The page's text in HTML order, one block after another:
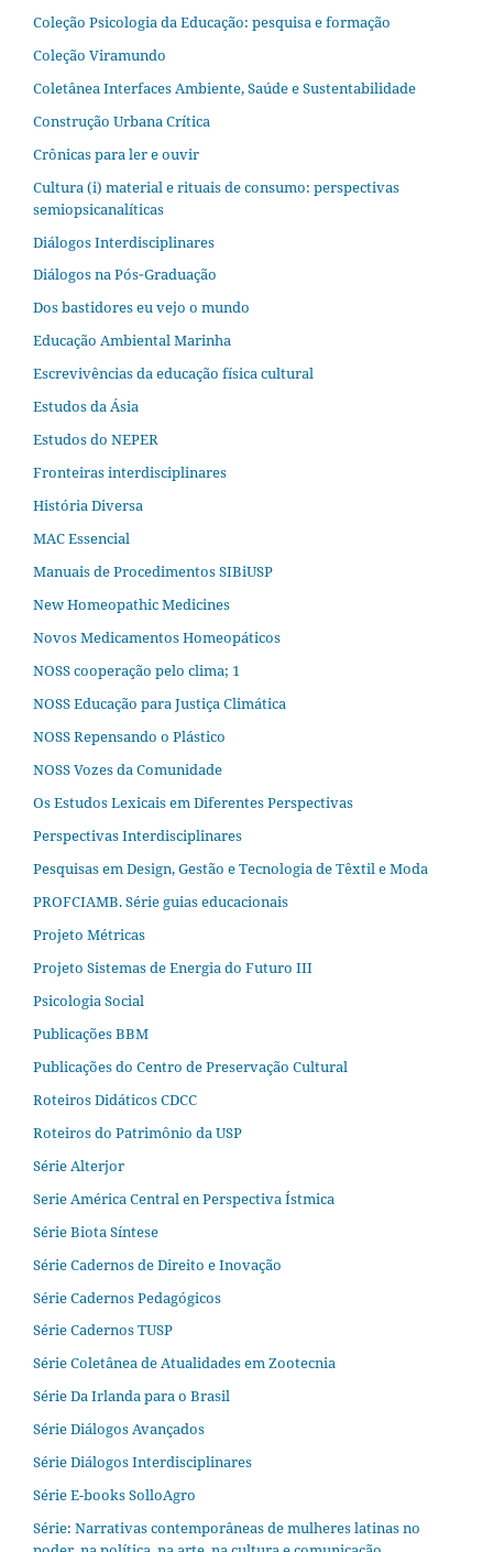
Coleção Psicologia da Educação: pesquisa e formação
Coleção Viramundo
Coletânea Interfaces Ambiente, Saúde e Sustentabilidade
Construção Urbana Crítica
Crônicas para ler e ouvir
Cultura (i) material e rituais de consumo: perspectivas
semiopsicanalíticas
Diálogos Interdisciplinares
Diálogos na Pós‐Graduação
Dos bastidores eu vejo o mundo
Educação Ambiental Marinha
Escrevivências da educação física cultural
Estudos da Ásia​
Estudos do NEPER
Fronteiras interdisciplinares
História Diversa
MAC Essencial
Manuais de Procedimentos SIBiUSP
New Homeopathic Medicines
Novos Medicamentos Homeopáticos
NOSS cooperação pelo clima; 1
NOSS Educação para Justiça Climática
NOSS Repensando o Plástico
NOSS Vozes da Comunidade
Os Estudos Lexicais em Diferentes Perspectivas
Perspectivas Interdisciplinares
Pesquisas em Design, Gestão e Tecnologia de Têxtil e Moda
PROFCIAMB. Série guias educacionais
Projeto Métricas
Projeto Sistemas de Energia do Futuro III
Psicologia Social
Publicações BBM
Publicações do Centro de Preservação Cultural
Roteiros Didáticos CDCC
Roteiros do Patrimônio da USP
Série Alterjor
Serie América Central en Perspectiva Ístmica
Série Biota Síntese
Série Cadernos de Direito e Inovação
Série Cadernos Pedagógicos
Série Cadernos TUSP
Série Coletânea de Atualidades em Zootecnia
Série Da Irlanda para o Brasil
Série Diálogos Avançados
Série Diálogos Interdisciplinares
Série E-books SolloAgro
Série: Narrativas contemporâneas de mulheres latinas no